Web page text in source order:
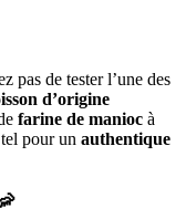
pas de tester l’une des
d’origine
farine de manioc à
pour un authentique